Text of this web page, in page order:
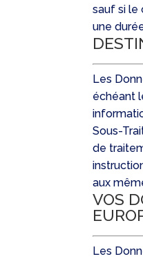
sauf si le
une
Les
échéant
Sous-
de
aux
VOS
Les